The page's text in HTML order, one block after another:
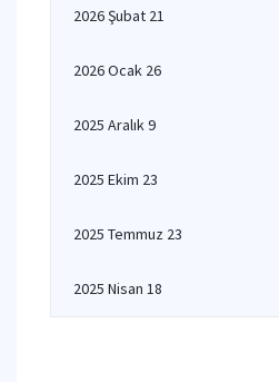
2026 Şubat 21
2026 Ocak 26
2025 Aralık 9
2025 Ekim 23
2025 Temmuz 23
2025 Nisan 18